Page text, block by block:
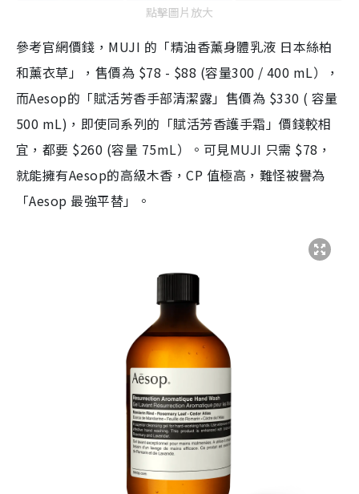
點擊圖片放大
參考官網價錢，MUJI 的「精油香薰身體乳液 日本絲柏
和薰衣草」，售價為 $78 - $88 (容量300 / 400 mL），
而Aesop的「賦活芳香手部清潔露」售價為 $330 ( 容量
500 mL)，即使同系列的「賦活芳香護手霜」價錢較相
宜，都要 $260 (容量 75mL）。可見MUJI 只需 $78，
就能擁有Aesop的高級木香，CP 值極高，難怪被譽為
「Aesop 最強平替」。